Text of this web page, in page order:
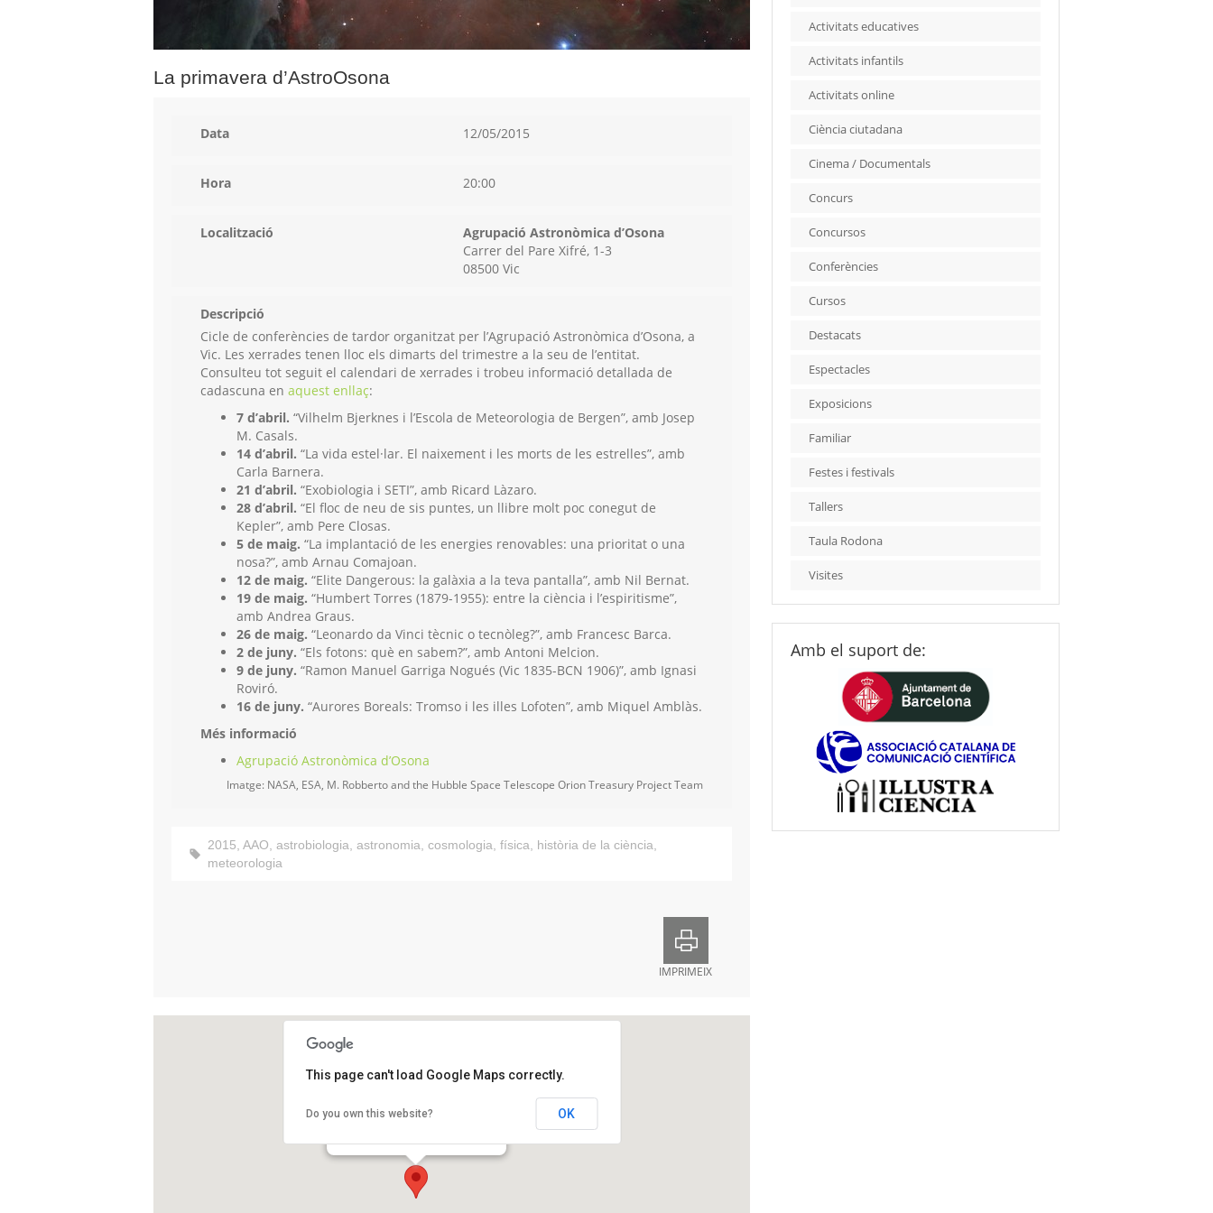
La primavera d’AstroOsona
Data 12/05/2015
Hora 20:00
Localització
Agrupació Astronòmica d’Osona
Carrer del Pare Xifré, 1-3
08500 Vic
Descripció
Cicle de conferències de tardor organitzat per l’Agrupació Astronòmica d’Osona, a
Vic. Les xerrades tenen lloc els dimarts del trimestre a la seu de l’entitat.
Consulteu tot seguit el calendari de xerrades i trobeu informació detallada de
cadascuna en aquest enllaç:
7 d’abril. “Vilhelm Bjerknes i l’Escola de Meteorologia de Bergen”, amb Josep
M. Casals.
14 d’abril. “La vida estel·lar. El naixement i les morts de les estrelles”, amb
Carla Barnera.
21 d’abril. “Exobiologia i SETI”, amb Ricard Làzaro.
28 d’abril. “El floc de neu de sis puntes, un llibre molt poc conegut de
Kepler”, amb Pere Closas.
5 de maig. “La implantació de les energies renovables: una prioritat o una
nosa?”, amb Arnau Comajoan.
12 de maig. “Elite Dangerous: la galàxia a la teva pantalla”, amb Nil Bernat.
19 de maig. “Humbert Torres (1879-1955): entre la ciència i l’espiritisme”,
amb Andrea Graus.
26 de maig. “Leonardo da Vinci tècnic o tecnòleg?”, amb Francesc Barca.
2 de juny. “Els fotons: què en sabem?”, amb Antoni Melcion.
9 de juny. “Ramon Manuel Garriga Nogués (Vic 1835-BCN 1906)”, amb Ignasi
Roviró.
16 de juny. “Aurores Boreals: Tromso i les illes Lofoten”, amb Miquel Amblàs.
Més informació
Agrupació Astronòmica d’Osona
Imatge: NASA, ESA, M. Robberto and the Hubble Space Telescope Orion Treasury Project Team
2015, AAO, astrobiologia, astronomia, cosmologia, física, història de la ciència,
meteorologia
IMPRIMEIX
Carrer del Pare Xifré, 1-3
This page can't load Google Maps correctly.
Do you own this website? OK
Activitats educatives
Activitats infantils
Activitats online
Ciència ciutadana
Cinema / Documentals
Concurs
Concursos
Conferències
Cursos
Destacats
Espectacles
Exposicions
Familiar
Festes i festivals
Tallers
Taula Rodona
Visites
Amb el suport de: